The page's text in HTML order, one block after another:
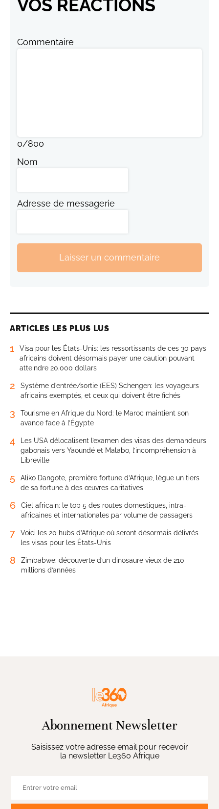
VOS RÉACTIONS
Commentaire
0/800
Nom
Adresse de messagerie
Laisser un commentaire
ARTICLES LES PLUS LUS
1
Visa pour les États-Unis: les ressortissants de ces 30 pays
africains doivent désormais payer une caution pouvant
atteindre 20.000 dollars
2
Système d’entrée/sortie (EES) Schengen: les voyageurs
africains exemptés, et ceux qui doivent être fichés
3
Tourisme en Afrique du Nord: le Maroc maintient son
avance face à l’Égypte
4
Les USA délocalisent l’examen des visas des demandeurs
gabonais vers Yaoundé et Malabo, l’incompréhension à
Libreville
5
Aliko Dangote, première fortune d’Afrique, lègue un tiers
de sa fortune à des œuvres caritatives
6
Ciel africain: le top 5 des routes domestiques, intra-
africaines et internationales par volume de passagers
7
Voici les 20 hubs d’Afrique où seront désormais délivrés
les visas pour les États-Unis
8
Zimbabwe: découverte d’un dinosaure vieux de 210
millions d’années
Abonnement Newsletter
Saisissez votre adresse email pour recevoir
la newsletter Le360 Afrique